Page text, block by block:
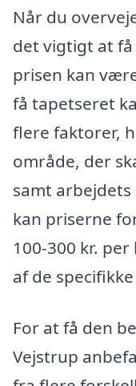
Når du
det vigtigt at
prisen kan
få tapetseret
flere faktorer,
område, der
samt
kan priserne
100-300 kr.
af de
For at få den
Vejstrup